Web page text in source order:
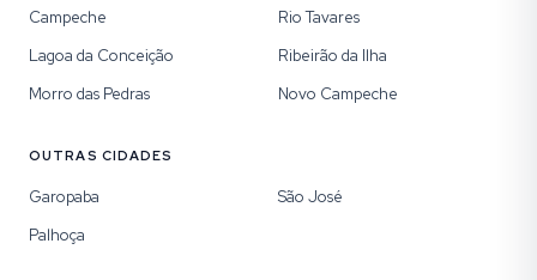
Campeche
Rio Tavares
Lagoa da Conceição
Ribeirão da Ilha
Morro das Pedras
Novo Campeche
OUTRAS CIDADES
Garopaba
São José
Palhoça